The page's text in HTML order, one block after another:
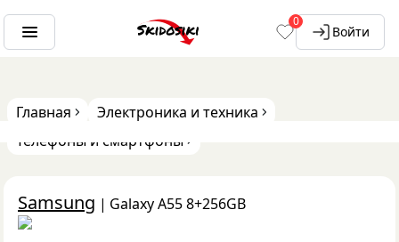
0
Войти
Главная
Электроника и техника
Телефоны и смартфоны
Samsung | Galaxy A55 8+256GB